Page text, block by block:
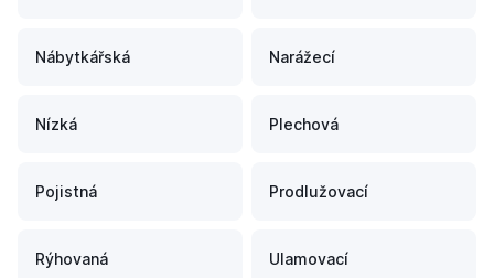
Nábytkářská Narážecí
Nízká Plechová
Pojistná Prodlužovací
Rýhovaná Ulamovací